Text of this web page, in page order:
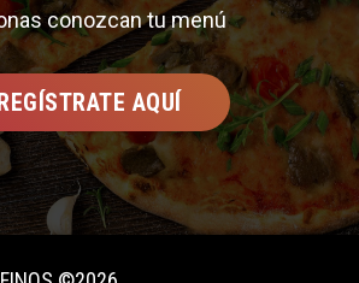
conozcan tu menú
AQUÍ